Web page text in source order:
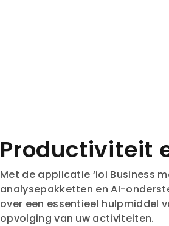
Productiviteit
Met de applicatie ‘ioi Business
analysepakketten en AI-
over een essentieel hulpmiddel
opvolging van uw activiteiten.